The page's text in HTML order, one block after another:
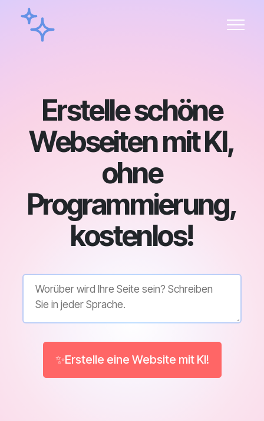
Erstelle schöne
Webseiten mit KI,
ohne
Programmierung,
kostenlos!
✨Erstelle eine Website mit KI!